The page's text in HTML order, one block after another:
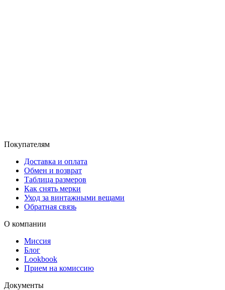
Покупателям
Доставка и оплата
Обмен и возврат
Таблица размеров
Как снять мерки
Уход за винтажными вещами
Обратная связь
О компании
Миссия
Блог
Lookbook
Прием на комиссию
Документы